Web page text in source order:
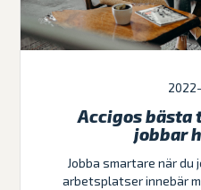
Accigos bästa
jobbar
Jobba smartare när du
arbetsplatser innebär